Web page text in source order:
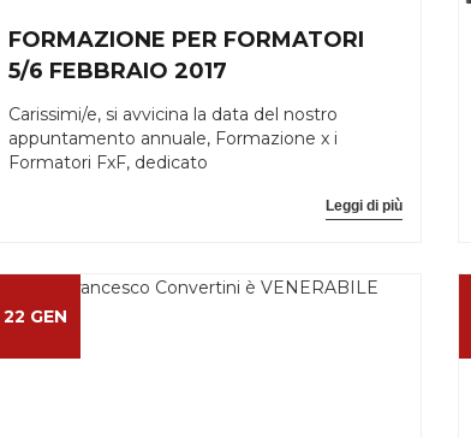
FORMAZIONE PER FORMATORI
5/6 FEBBRAIO 2017
Carissimi/e, si avvicina la data del nostro
appuntamento annuale, Formazione x i
Formatori FxF, dedicato
Leggi di più
22 GEN